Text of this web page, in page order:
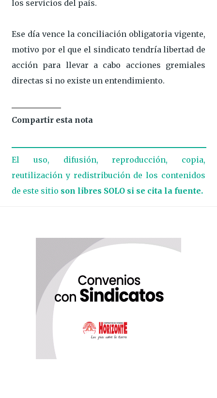
los servicios del país.
Ese día vence la conciliación obligatoria vigente,
motivo por el que el sindicato tendría libertad de
acción para llevar a cabo acciones gremiales
directas si no existe un entendimiento.
Compartir esta nota
El uso, difusión, reproducción, copia,
reutilización y redistribución de los contenidos
de este sitio son libres SOLO si se cita la fuente.